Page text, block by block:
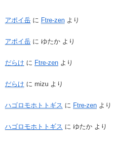
アポイ岳 に Ftre-zen より
アポイ岳 に ゆたか より
だらけ に Ftre-zen より
だらけ に mizu より
ハゴロモホトトギス に Ftre-zen より
ハゴロモホトトギス に ゆたか より